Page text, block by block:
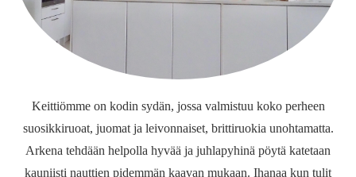
Keittiömme on kodin sydän, jossa valmistuu koko perheen
suosikkiruoat, juomat ja leivonnaiset, brittiruokia unohtamatta.
Arkena tehdään helpolla hyvää ja juhlapyhinä pöytä katetaan
kauniisti nauttien pidemmän kaavan mukaan. Ihanaa kun tulit